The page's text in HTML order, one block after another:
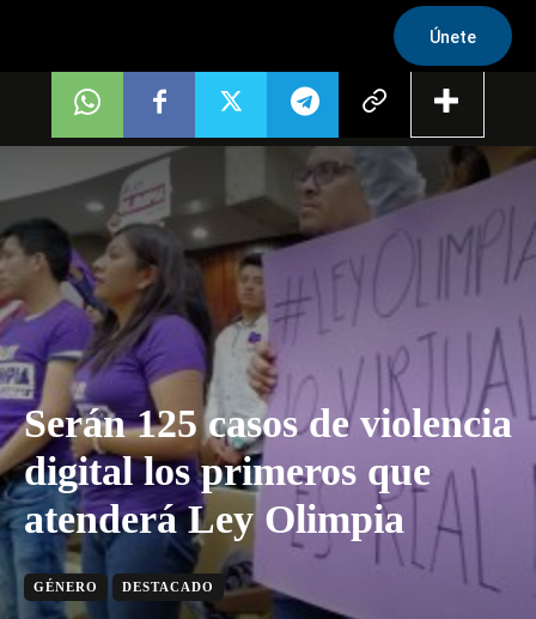
Únete
Serán 125 casos de violencia
digital los primeros que
atenderá Ley Olimpia
GÉNERO DESTACADO